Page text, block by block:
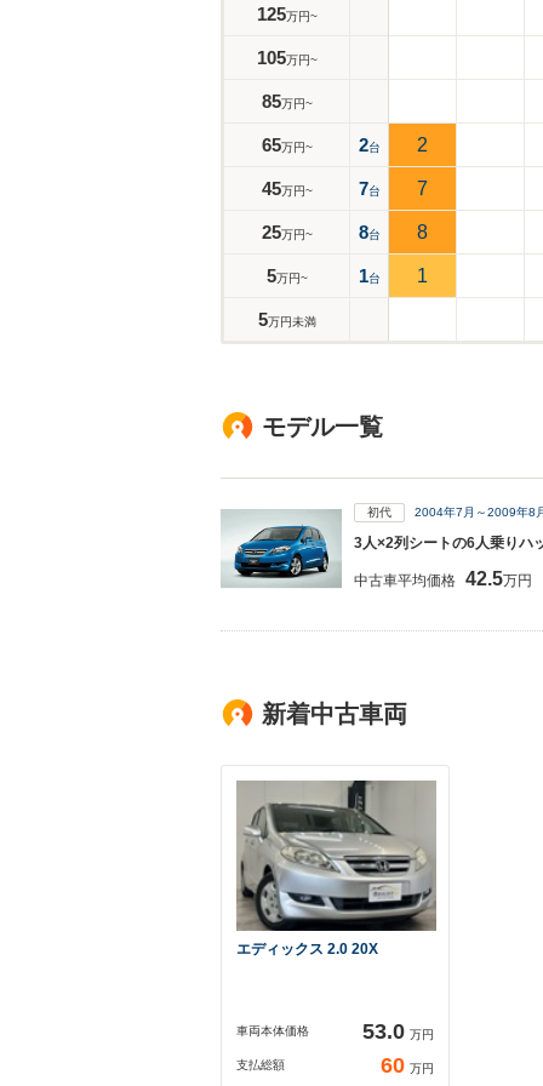
125万円~
105万円~
85万円~
65万円~ 2台 2
45万円~ 7台 7
25万円~ 8台 8
5万円~ 1台 1
5万円未満
モデル一覧
初代 2004年7月～2009年8
3人×2列シートの6人乗りハ
中古車平均価格 42.5万円
新着中古車両
エディックス 2.0 20X
車両本体価格 53.0 万円
支払総額 60 万円